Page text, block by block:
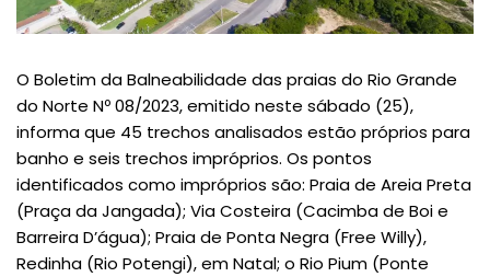
O Boletim da Balneabilidade das praias do Rio Grande
do Norte Nº 08/2023, emitido neste sábado (25),
informa que 45 trechos analisados estão próprios para
banho e seis trechos impróprios. Os pontos
identificados como impróprios são: Praia de Areia Preta
(Praça da Jangada); Via Costeira (Cacimba de Boi e
Barreira D’água); Praia de Ponta Negra (Free Willy),
Redinha (Rio Potengi), em Natal; o Rio Pium (Ponte